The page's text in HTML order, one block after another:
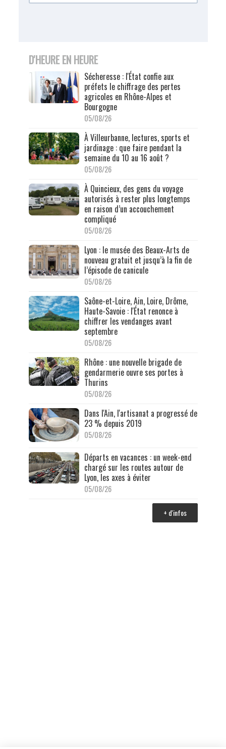
D'HEURE EN HEURE
Sécheresse : l'État confie aux
préfets le chiffrage des pertes
agricoles en Rhône-Alpes et
Bourgogne
05/08/26
À Villeurbanne, lectures, sports et
jardinage : que faire pendant la
semaine du 10 au 16 août ?
05/08/26
À Quincieux, des gens du voyage
autorisés à rester plus longtemps
en raison d’un accouchement
compliqué
05/08/26
Lyon : le musée des Beaux-Arts de
nouveau gratuit et jusqu’à la fin de
l’épisode de canicule
05/08/26
Saône-et-Loire, Ain, Loire, Drôme,
Haute-Savoie : l'État renonce à
chiffrer les vendanges avant
septembre
05/08/26
Rhône : une nouvelle brigade de
gendarmerie ouvre ses portes à
Thurins
05/08/26
Dans l'Ain, l'artisanat a progressé de
23 % depuis 2019
05/08/26
Départs en vacances : un week-end
chargé sur les routes autour de
Lyon, les axes à éviter
05/08/26
+ d'infos